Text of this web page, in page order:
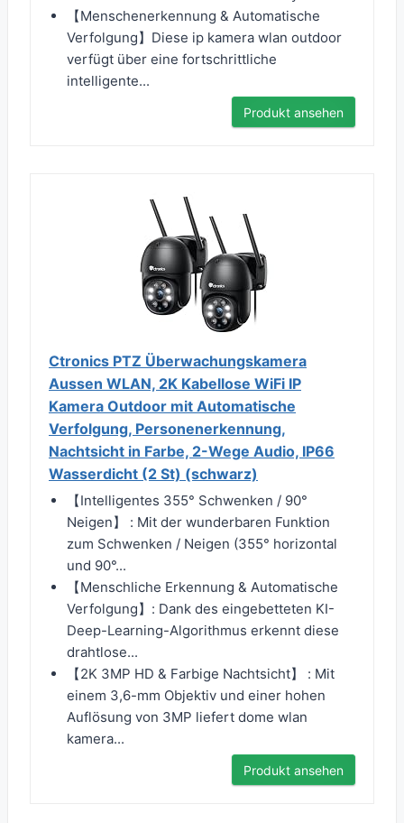
【Menschenerkennung & Automatische
Verfolgung】Diese ip kamera wlan outdoor
verfügt über eine fortschrittliche
intelligente...
Produkt ansehen
Ctronics PTZ Überwachungskamera
Aussen WLAN, 2K Kabellose WiFi IP
Kamera Outdoor mit Automatische
Verfolgung, Personenerkennung,
Nachtsicht in Farbe, 2-Wege Audio, IP66
Wasserdicht (2 St) (schwarz)
【Intelligentes 355° Schwenken / 90°
Neigen】 : Mit der wunderbaren Funktion
zum Schwenken / Neigen (355° horizontal
und 90°...
【Menschliche Erkennung & Automatische
Verfolgung】: Dank des eingebetteten KI-
Deep-Learning-Algorithmus erkennt diese
drahtlose...
【2K 3MP HD & Farbige Nachtsicht】 : Mit
einem 3,6-mm Objektiv und einer hohen
Auflösung von 3MP liefert dome wlan
kamera...
Produkt ansehen